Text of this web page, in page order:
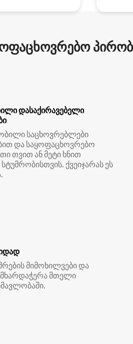
დასაქირავებელი
საცხოვრებლები
და საყოფაცხოვრებო
თვით ან მეტი ხნით
ქვეიჯარას ეს
მიმოხილვები და
მთელი